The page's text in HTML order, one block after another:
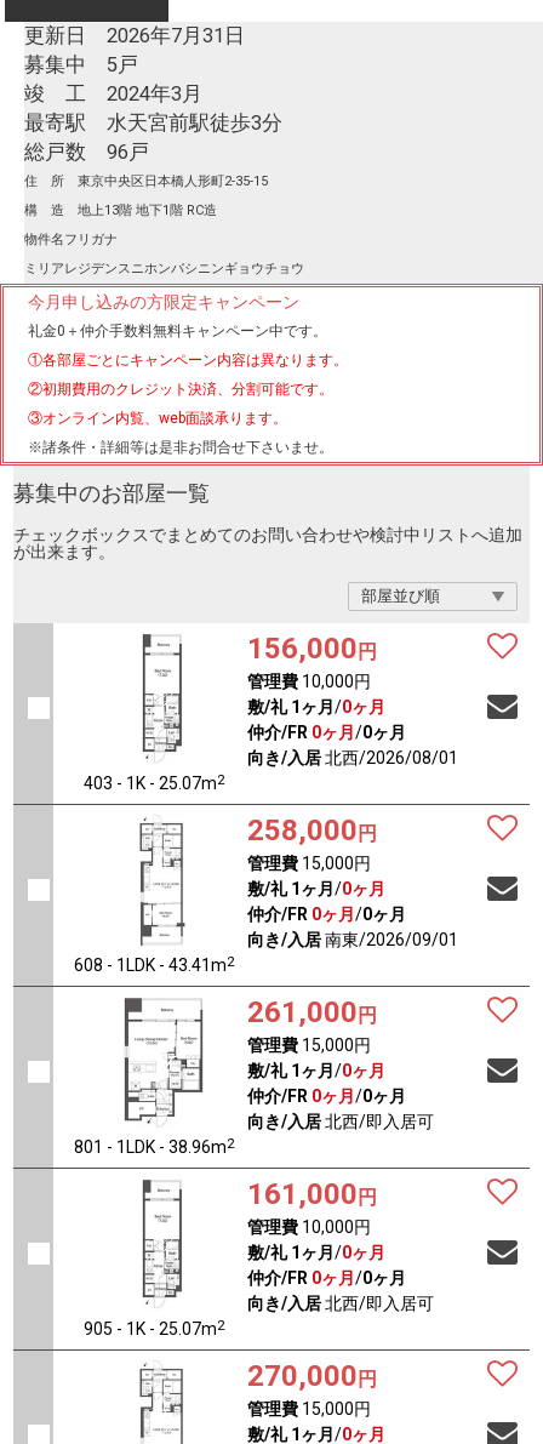
更新日 2026年7月31日
募集中 5戸
竣 工 2024年3月
最寄駅 水天宮前駅徒歩3分
総戸数 96戸
住 所 東京中央区日本橋人形町2-35-15
構 造 地上13階 地下1階 RC造
物件名フリガナ
ミリアレジデンスニホンバシニンギョウチョウ
今月申し込みの方限定キャンペーン
礼金0 ＋ 仲介手数料無料キャンペーン中です。
①各部屋ごとにキャンペーン内容は異なります。
②初期費用のクレジット決済、分割可能です。
③オンライン内覧、web面談承ります。
※諸条件・詳細等は是非お問合せ下さいませ。
募集中のお部屋一覧
チェックボックスでまとめてのお問い合わせや検討中リストへ追加
が出来ます。
403 - 1K - 25.07m2
156,000 円
管理費10,000円
敷/礼 1ヶ月 /0ヶ月
仲介/FR 0ヶ月 /0ヶ月
向き/入居北西/2026/08/01
608 - 1LDK - 43.41m2
258,000 円
管理費15,000円
敷/礼 1ヶ月 /0ヶ月
仲介/FR 0ヶ月 /0ヶ月
向き/入居南東/2026/09/01
801 - 1LDK - 38.96m2
261,000 円
管理費15,000円
敷/礼 1ヶ月 /0ヶ月
仲介/FR 0ヶ月 /0ヶ月
向き/入居北西/即入居可
905 - 1K - 25.07m2
161,000 円
管理費10,000円
敷/礼 1ヶ月 /0ヶ月
仲介/FR 0ヶ月 /0ヶ月
向き/入居北西/即入居可
270,000 円
管理費15,000円
敷/礼 1ヶ月 /0ヶ月